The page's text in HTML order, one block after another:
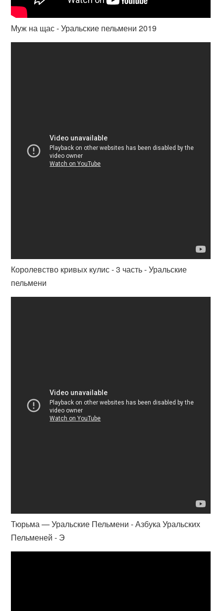
Муж на щас - Уральские пельмени 2019
Королевство кривых кулис - 3 часть - Уральские
пельмени
Тюрьма — Уральские Пельмени - Азбука Уральских
Пельменей - Э